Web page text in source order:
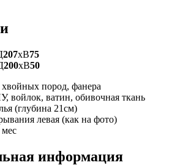
207xВ75
200xВ50
хвойных пород, фанера
войлок, ватин, обивочная ткань
(глубина 21см)
левая (как на фото)
мес
информация